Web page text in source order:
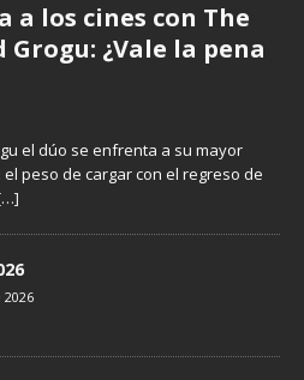
a los cines con The
¿Vale la pena
el dúo se enfrenta a su mayor
peso de cargar con el regreso de